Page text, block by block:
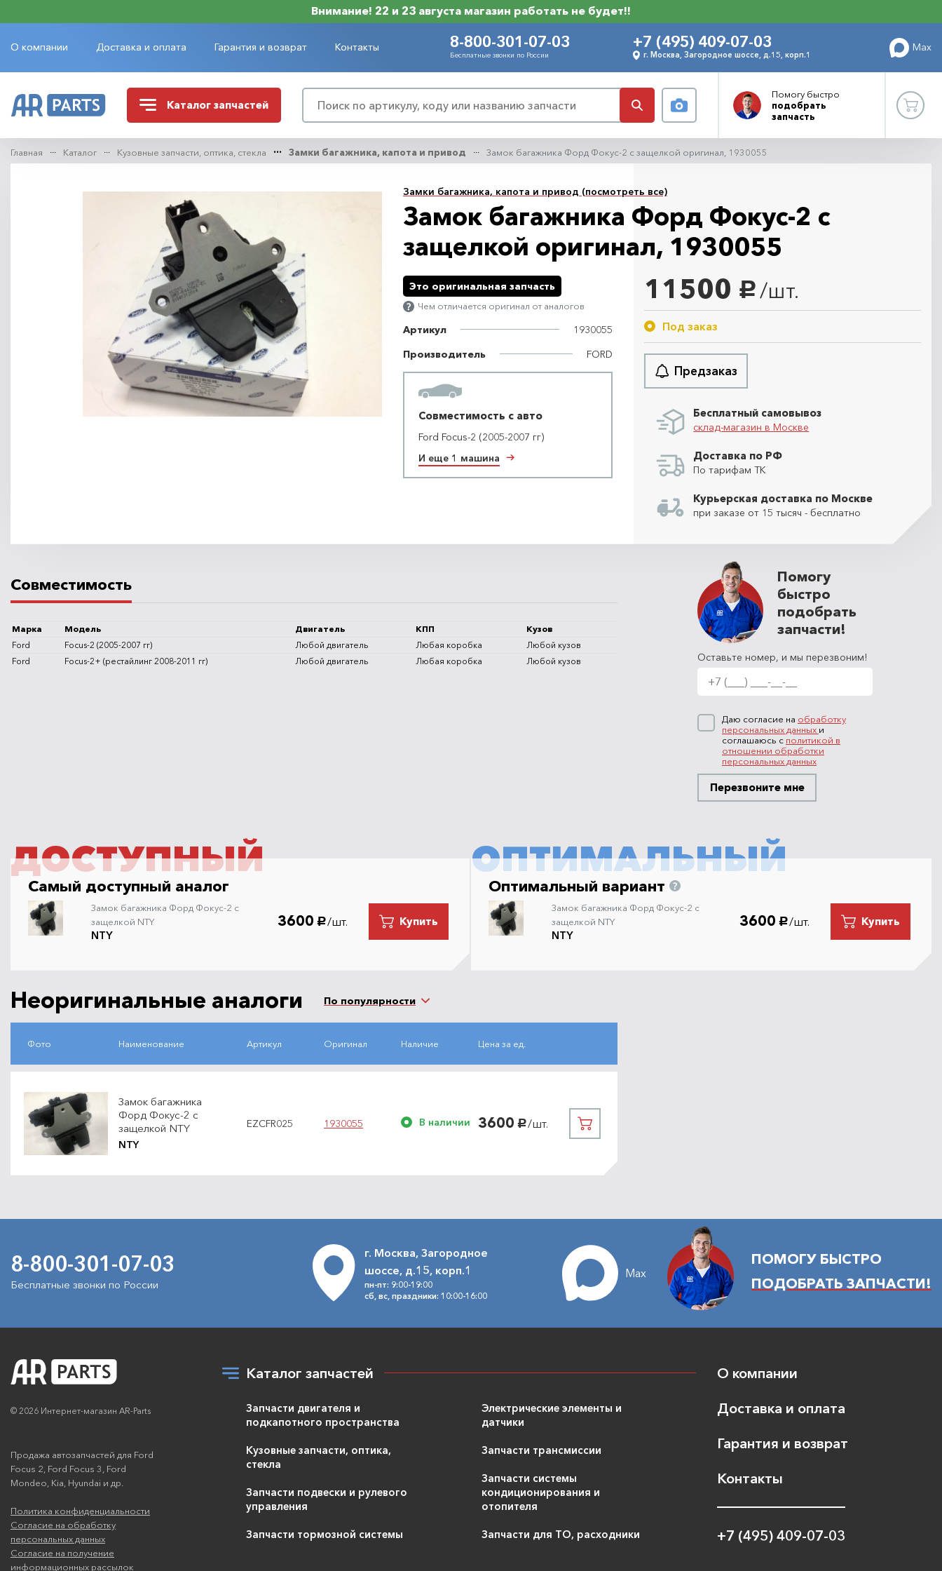
Внимание! 22 и 23 августа магазин работать не будет!!
О компании Доставка и оплата Гарантия и возврат Контакты 8-800-301-07-03
Бесплатные звонки по России
+7 (495) 409-07-03
г. Москва, Загородное шоссе, д.15, корп.1
Max
Каталог запчастей
Помогу быстро
подобрать
запчасть
Главная Каталог Кузовные запчасти, оптика, стекла Замки багажника, капота и привод Замок багажника Форд Фокус-2 с защелкой оригинал, 1930055
Замки багажника, капота и привод (посмотреть все)
Замок багажника Форд Фокус-2 с
защелкой оригинал, 1930055
11500 руб. /шт.
Под заказ
Предзаказ
Бесплатный самовывоз
склад-магазин в Москве
Доставка по РФ
По тарифам ТК
Курьерская доставка по Москве
при заказе от 15 тысяч - бесплатно
Это оригинальная запчасть
Чем отличается оригинал от аналогов
Артикул
1930055
Производитель
FORD
Совместимость с авто
Ford Focus-2 (2005-2007 гг)
И еще 1 машина
Совместимость
Марка Модель Двигатель КПП
Кузов
Ford
Focus-2 (2005-2007 гг) Любой двигатель Любая коробка
Любой кузов
Ford
Focus-2+ (рестайлинг 2008-2011 гг) Любой двигатель Любая коробка Любой кузов
Помогу
быстро
подобрать
запчасти!
Оставьте номер, и мы перезвоним!
Даю согласие на обработку
персональных данных и
соглашаюсь с политикой в
отношении обработки
персональных данных
Перезвоните мне
ДОСТУПНЫЙ
Самый доступный аналог
Замок багажника Форд Фокус-2 с
защелкой NTY
NTY
3600 руб./шт. Купить
ОПТИМАЛЬНЫЙ
Оптимальный вариант
Замок багажника Форд Фокус-2 с
защелкой NTY
NTY
3600 руб./шт. Купить
Неоригинальные аналоги По популярности
Фото Наименование Артикул Оригинал Наличие Цена за ед.
Замок багажника
Форд Фокус-2 с
защелкой NTY
NTY
EZCFR025 1930055 В наличии 3600 руб./шт.
8-800-301-07-03
Бесплатные звонки по России
Max
г. Москва, Загородное
шоссе, д.15, корп.1
пн-пт: 9:00-19:00
сб, вс, праздники: 10:00-16:00
ПОМОГУ БЫСТРО
ПОДОБРАТЬ ЗАПЧАСТИ!
© 2026 Интернет-магазин AR-Parts
Продажа автозапчастей для Ford
Focus 2, Ford Focus 3, Ford
Mondeo, Kia, Hyundai и др.
Политика конфиденциальности
Согласие на обработку
персональных данных
Согласие на получение
информационных рассылок
Каталог запчастей
Запчасти двигателя и
подкапотного пространства
Кузовные запчасти, оптика,
стекла
Запчасти подвески и рулевого
управления
Запчасти тормозной системы
Электрические элементы и
датчики
Запчасти трансмиссии
Запчасти системы
кондиционирования и
отопителя
Запчасти для ТО, расходники
О компании
Доставка и оплата
Гарантия и возврат
Контакты
+7 (495) 409-07-03